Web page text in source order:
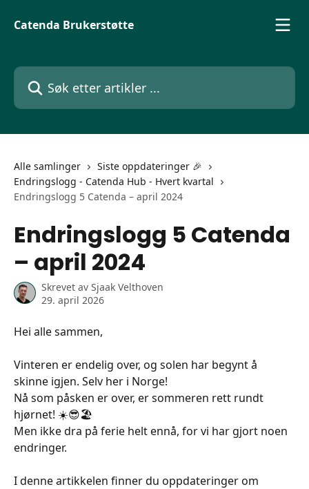
Catenda Brukerstøtte
Søk etter artikler ...
Alle samlinger
Siste oppdateringer 🎉
Endringslogg - Catenda Hub - Hvert kvartal
Endringslogg 5 Catenda – april 2024
Endringslogg 5 Catenda
– april 2024
Skrevet av Sjaak Velthoven
29. april 2026
Hei alle sammen,
Vinteren er endelig over, og solen har begynt å
skinne igjen. Selv her i Norge!
Nå som påsken er over, er sommeren rett rundt
hjørnet! ☀️😎🏖️
Men ikke dra på ferie helt ennå, for vi har gjort noen
endringer.
I denne artikkelen finner du oppdateringer om